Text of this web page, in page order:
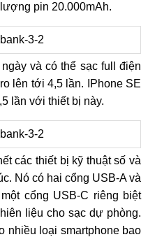
pin 20.000mAh.
và có thể sạc full điện
lên tới 4,5 lần. IPhone SE
lần với thiết bị này.
các thiết bị kỹ thuật số và
Nó có hai cổng USB-A và
cổng USB-C riêng biệt
liệu cho sạc dự phòng.
nhiều loại smartphone bao